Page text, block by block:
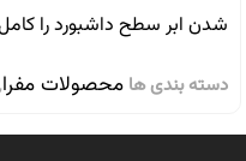
شدن ابر سطح داشبورد را
دسته بندی ها محصولات مفرا,